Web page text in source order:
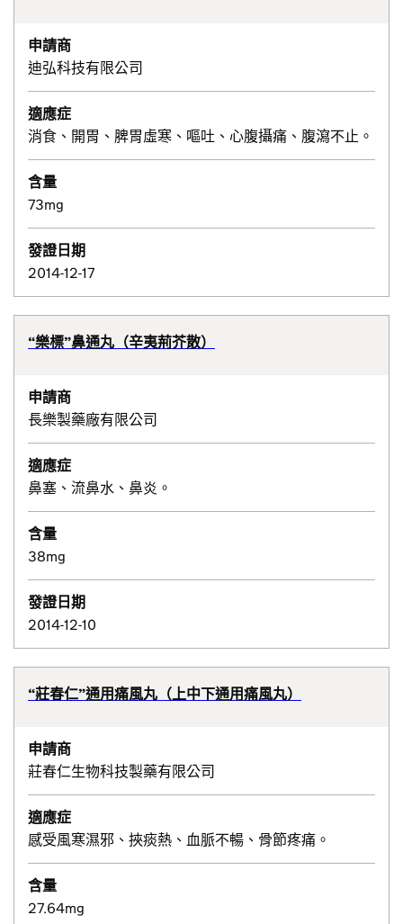
申請商
迪弘科技有限公司
適應症
消食、開胃、脾胃虛寒、嘔吐、心腹攝痛、腹瀉不止。
含量
73mg
發證日期
2014-12-17
“樂標”鼻通丸（辛夷荊芥散）
申請商
長樂製藥廠有限公司
適應症
鼻塞、流鼻水、鼻炎。
含量
38mg
發證日期
2014-12-10
“莊春仁”通用痛風丸（上中下通用痛風丸）
申請商
莊春仁生物科技製藥有限公司
適應症
感受風寒濕邪、挾痰熱、血脈不暢、骨節疼痛。
含量
27.64mg